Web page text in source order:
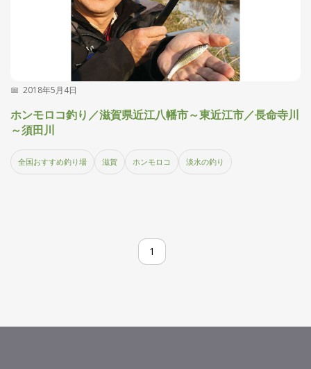
2018年5月4日
ホンモロコ釣り／滋賀県近江八幡市～東近江市／長命寺川
～須田川
全国おすすめ釣り場 滋賀 ホンモロコ 淡水の釣り
1